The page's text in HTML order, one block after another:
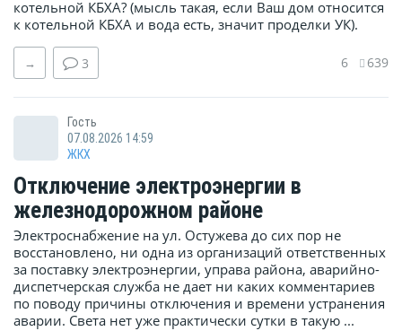
котельной КБХА? (мысль такая, если Ваш дом относится
к котельной КБХА и вода есть, значит проделки УК).
→ 3 6 639
Гость
07.08.2026 14:59
ЖКХ
Отключение электроэнергии в
железнодорожном районе
Электроснабжение на ул. Остужева до сих пор не
восстановлено, ни одна из организаций ответственных
за поставку электроэнергии, управа района, аварийно-
диспетчерская служба не дает ни каких комментариев
по поводу причины отключения и времени устранения
аварии. Света нет уже практически сутки в такую ...